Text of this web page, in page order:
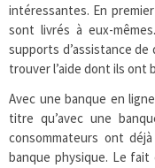
intéressantes. En
sont livrés à eux-
supports d’assistance
trouver l’aide dont ils ont
Avec une banque en
titre qu’avec une
consommateurs ont
banque physique. Le fait